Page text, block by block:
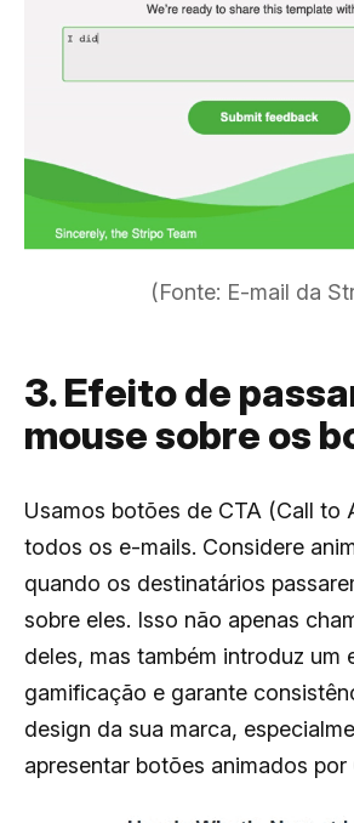
(Fonte: E-mail da
3. Efeito de
mouse sobre os
Usamos botões de CTA (Call to
todos os e-mails. Considere
quando os destinatários
sobre eles. Isso não apenas
deles, mas também introduz um
gamificação e garante
design da sua marca,
apresentar botões animados por